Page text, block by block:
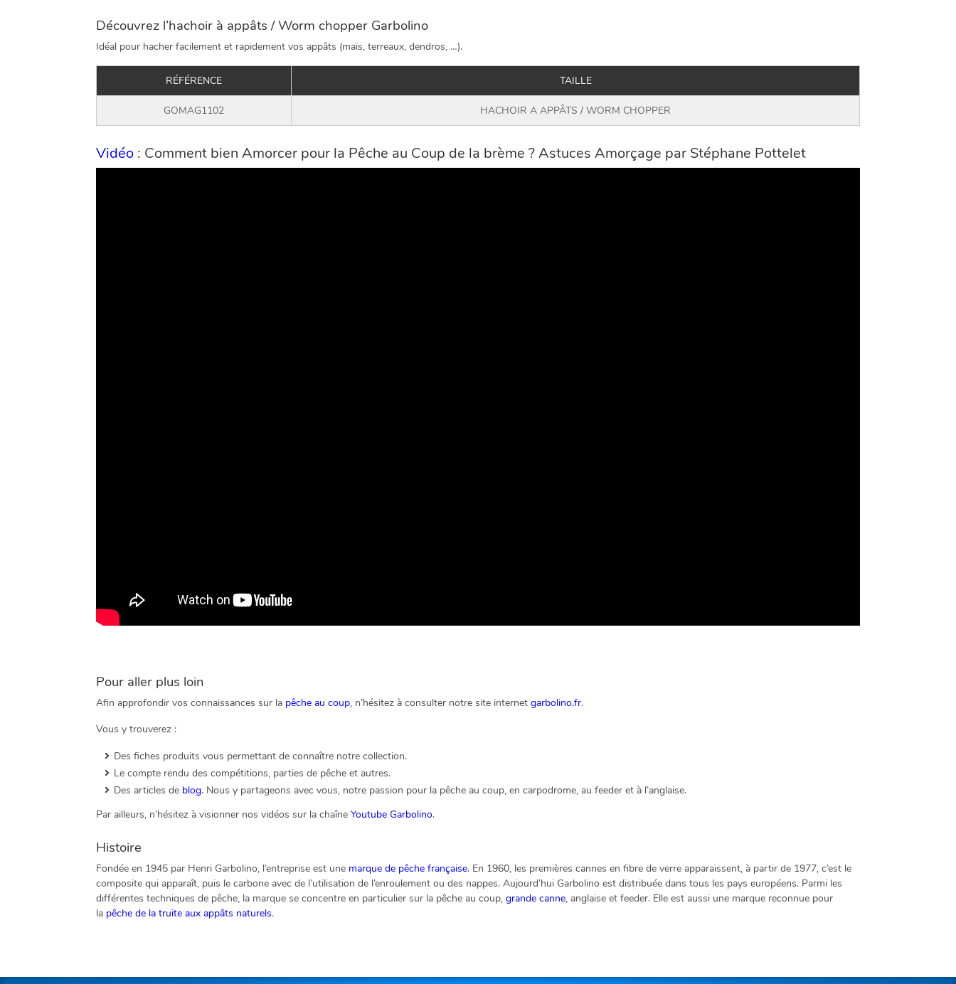
Découvrez l’hachoir à appâts / Worm chopper Garbolino
Idéal pour hacher facilement et rapidement vos appâts (maïs, terreaux, dendros, …).
RÉFÉRENCE TAILLE
GOMAG1102 HACHOIR A APPÂTS / WORM CHOPPER
Vidéo : Comment bien Amorcer pour la Pêche au Coup de la brème ? Astuces Amorçage par Stéphane Pottelet
Pour aller plus loin
Afin approfondir vos connaissances sur la pêche au coup, n’hésitez à consulter notre site internet garbolino.fr.
Vous y trouverez :
Des fiches produits vous permettant de connaître notre collection.
Le compte rendu des compétitions, parties de pêche et autres.
Des articles de blog. Nous y partageons avec vous, notre passion pour la pêche au coup, en carpodrome, au feeder et à l’anglaise.
Par ailleurs, n’hésitez à visionner nos vidéos sur la chaîne Youtube Garbolino.
Histoire
Fondée en 1945 par Henri Garbolino, l’entreprise est une marque de pêche française. En 1960, les premières cannes en fibre de verre apparaissent, à partir de 1977, c’est le
composite qui apparaît, puis le carbone avec de l’utilisation de l’enroulement ou des nappes. Aujourd’hui Garbolino est distribuée dans tous les pays européens. Parmi les
différentes techniques de pêche, la marque se concentre en particulier sur la pêche au coup, grande canne, anglaise et feeder. Elle est aussi une marque reconnue pour
la pêche de la truite aux appâts naturels.